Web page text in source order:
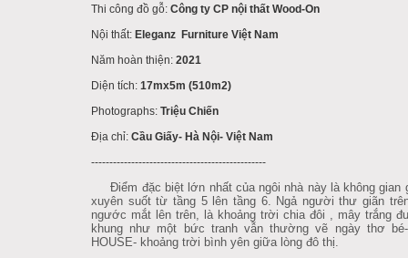
Thi công đồ gỗ: Công ty CP nội thất Wood-On
Nội thất: Eleganz Furniture Việt Nam
Năm hoàn thiện: 2021
Diện tích: 17mx5m (510m2)
Photographs: Triệu Chiến
Địa chỉ: Cầu Giấy- Hà Nội- Việt Nam
------------------------------------------------
Điểm đặc biệt lớn nhất của ngôi nhà này là không gian
xuyên suốt từ tầng 5 lên tầng 6. Ngả người thư giãn
ngước mắt lên trên, là khoảng trời chia đôi , mây trắng
khung như một bức tranh vẫn thường vẽ ngày thơ bé-
HOUSE- khoảng trời bình yên giữa lòng đô thị.